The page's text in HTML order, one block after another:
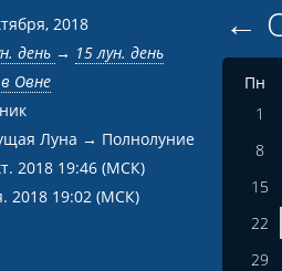
2018
день → 15 лун. день
Овне
Луна → Полнолуние
2018 19:46 (МСК)
2018 19:02 (МСК)
←
Пн
1
8
15
22
29